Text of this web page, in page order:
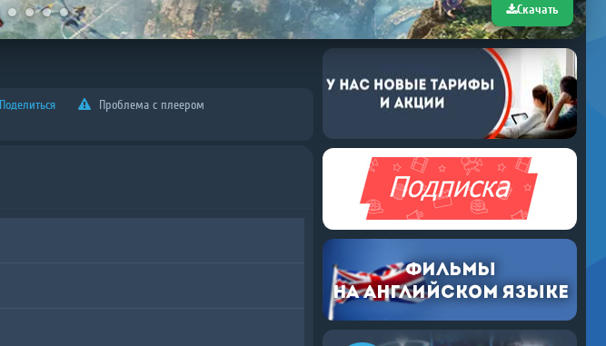
Скачать
Поделиться
Проблема с плеером